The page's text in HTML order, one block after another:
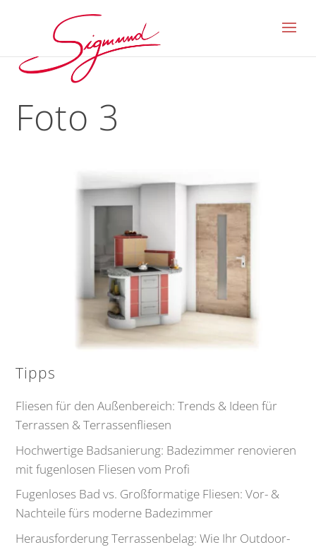
Foto 3
Tipps
Fliesen für den Außenbereich: Trends & Ideen für
Terrassen & Terrassenfliesen
Hochwertige Badsanierung: Badezimmer renovieren
mit fugenlosen Fliesen vom Profi
Fugenloses Bad vs. Großformatige Fliesen: Vor- &
Nachteile fürs moderne Badezimmer
Herausforderung Terrassenbelag: Wie Ihr Outdoor-